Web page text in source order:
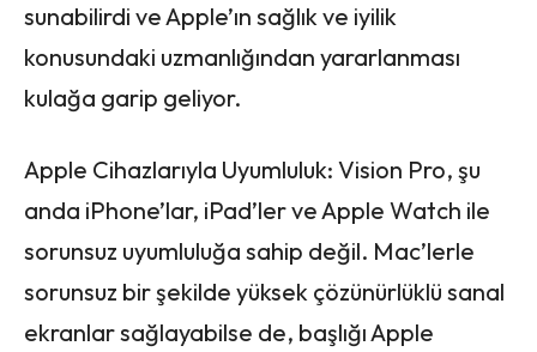
sunabilirdi ve Apple’ın sağlık ve iyilik
konusundaki uzmanlığından yararlanması
kulağa garip geliyor.
Apple Cihazlarıyla Uyumluluk: Vision Pro, şu
anda iPhone’lar, iPad’ler ve Apple Watch ile
sorunsuz uyumluluğa sahip değil. Mac’lerle
sorunsuz bir şekilde yüksek çözünürlüklü sanal
ekranlar sağlayabilse de, başlığı Apple